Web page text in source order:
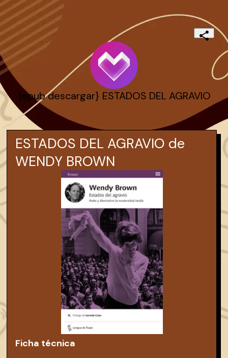
{epub descargar} ESTADOS DEL AGRAVIO
ESTADOS DEL AGRAVIO de
WENDY BROWN
Ficha técnica